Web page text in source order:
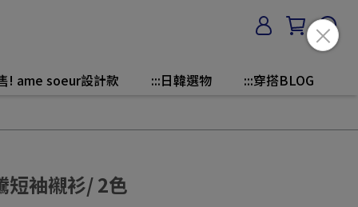
! ame soeur設計款 :::日韓選物 :::穿搭BLOG
短袖襯衫/ 2色